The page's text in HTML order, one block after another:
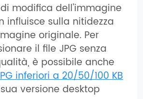
modifica dell'immagine
influisce sulla nitidezza
originale. Per
il file JPG senza
è possibile anche
inferiori a 20/50/100 KB
versione desktop